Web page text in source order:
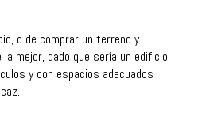
o de comprar un terreno y
mejor, dado que sería un edificio
y con espacios adecuados